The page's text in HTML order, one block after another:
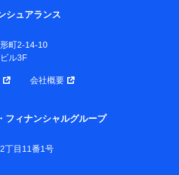
社NTTドコモは、お客さまの情報
に定める行動原則を順守します 。
ダッシュボードの「第三者提供の
かかわらず、共同利用する場合があ
会員ではないお客さま（2019年12
dポイントクラブ会員であったこと
る）に関する、2019年12月10日以
シュアランス
町2-14-10
ル3F
会社概要
フィナンシャルグループ
丁目11番1号